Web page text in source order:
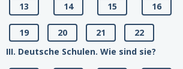
13 14 15 16
19 20 21
22
III. Deutsche Schulen. Wie sind sie?